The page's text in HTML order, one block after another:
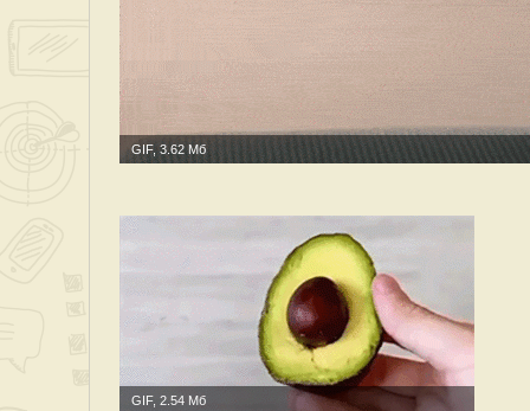
GIF, 3.62 Мб
GIF, 2.54 Мб